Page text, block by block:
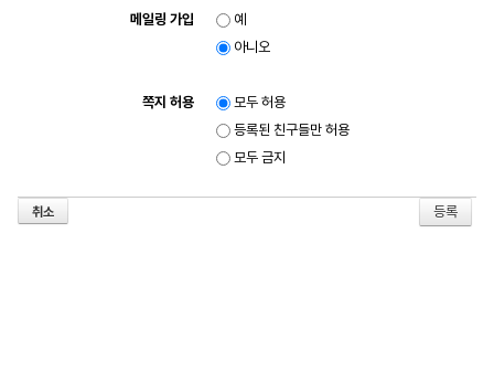
메일링 가입
예
아니오
쪽지 허용
모두 허용
등록된 친구들만 허용
모두 금지
취소